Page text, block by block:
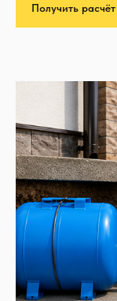
Получить расчёт